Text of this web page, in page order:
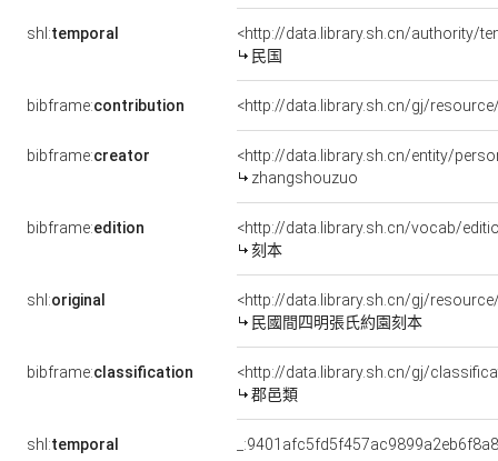
shl:temporal
<http://data.library.sh.cn/authority/
民国
bibframe:contribution <http://data.library.sh.cn/gj/
bibframe:creator
<http://data.library.sh.cn/entity/
zhangshouzuo
bibframe:edition
<http://data.library.sh.cn/vocab/
刻本
shl:original
<http://data.library.sh.cn/gj/
民國間四明張氏約園刻本
bibframe:classification
<http://data.library.sh.cn/gj/
郡邑類
shl:temporal